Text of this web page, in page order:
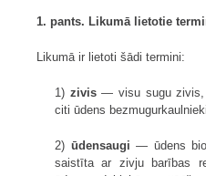
1. pants. Likumā lietotie
Likumā ir lietoti šādi termini:
1) zivis— visu sugu zivis,
citi ūdens
2) ūdensaugi — ūdens
saistīta ar zivju barības